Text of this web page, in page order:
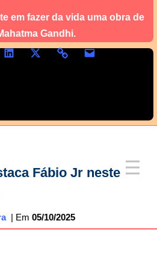
em fazer da vida uma obra de
Gandhi.
Fábio Jr neste
05/10/2025